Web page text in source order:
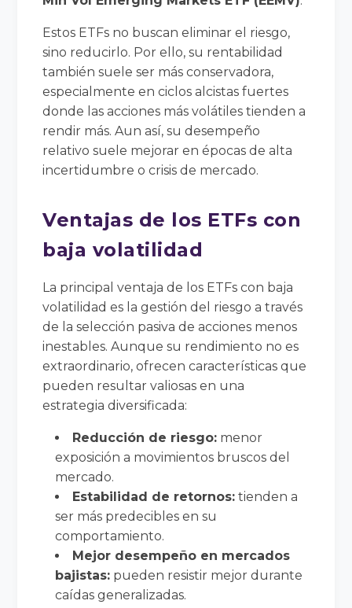
Estos ETFs no buscan eliminar el riesgo,
sino reducirlo. Por ello, su rentabilidad
también suele ser más conservadora,
especialmente en ciclos alcistas fuertes
donde las acciones más volátiles tienden a
rendir más. Aun así, su desempeño
relativo suele mejorar en épocas de alta
incertidumbre o crisis de mercado.
Ventajas de los ETFs con
baja volatilidad
La principal ventaja de los ETFs con baja
volatilidad es la gestión del riesgo a través
de la selección pasiva de acciones menos
inestables. Aunque su rendimiento no es
extraordinario, ofrecen características que
pueden resultar valiosas en una
estrategia diversificada:
Reducción de riesgo: menor
exposición a movimientos bruscos del
mercado.
Estabilidad de retornos: tienden a
ser más predecibles en su
comportamiento.
Mejor desempeño en mercados
bajistas: pueden resistir mejor durante
caídas generalizadas.